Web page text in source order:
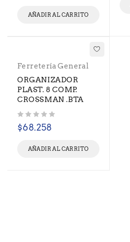
AÑADIR AL CARRITO
Ferretería General
ORGANIZADOR
PLAST. 8 COMP.
CROSSMAN .BTA
$68.258
AÑADIR AL CARRITO